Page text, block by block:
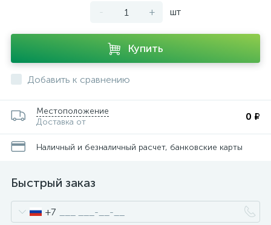
- + шт
Купить
Добавить к сравнению
Местоположение
Доставка от
0 ₽
Наличный и безналичный расчет, банковские карты
Быстрый заказ
+7